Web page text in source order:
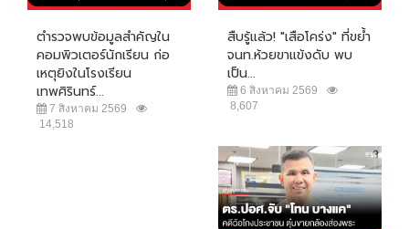
ตำรวจพบข้อมูลสำคัญใน
คอมพิวเตอร์นักเรียน ก่อ
เหตุยิงในโรงเรียน
เทพศิรินทร์...
7 สิงหาคม 2569
14,518
สืบรู้แล้ว! "เสือโคร่ง" ที่ขย้ำ
จนท.ห้วยขาแข้งดับ พบ
เป็น...
6 สิงหาคม 2569
8,607